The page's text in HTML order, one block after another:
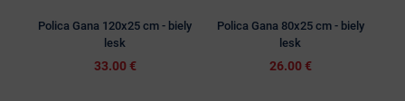
Polica Gana 120x25 cm - biely
lesk
33.00 €
Polica Gana 80x25 cm - biely
lesk
26.00 €